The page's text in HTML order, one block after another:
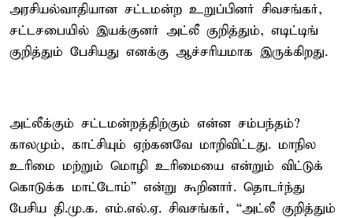
அரசியல்வாதியான சட்டமன்ற உறுப்பினர் சிவசங்கர்,
சட்டசபையில் இயக்குனர் அட்லீ குறித்தும், எடிட்டிங்
குறித்தும் பேசியது எனக்கு ஆச்சரியமாக இருக்கிறது.
அட்லீக்கும் சட்டமன்றத்திற்கும் என்ன சம்பந்தம்?
காலமும், காட்சியும் ஏற்கனவே மாறிவிட்டது. மாநில
உரிமை மற்றும் மொழி உரிமையை என்றும் விட்டுக்
கொடுக்க மாட்டோம்” என்று கூறினார். தொடர்ந்து
பேசிய தி.மு.க. எம்.எல்.ஏ. சிவசங்கர், “அட்லீ குறித்தும்